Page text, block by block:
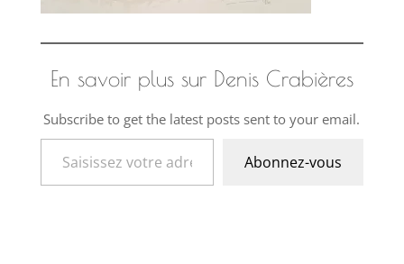
En savoir plus sur Denis Crabières
Subscribe to get the latest posts sent to your email.
Saisissez votre adresse e-mail…
Abonnez-vous